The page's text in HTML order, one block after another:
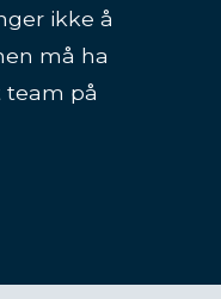
men må
et team på